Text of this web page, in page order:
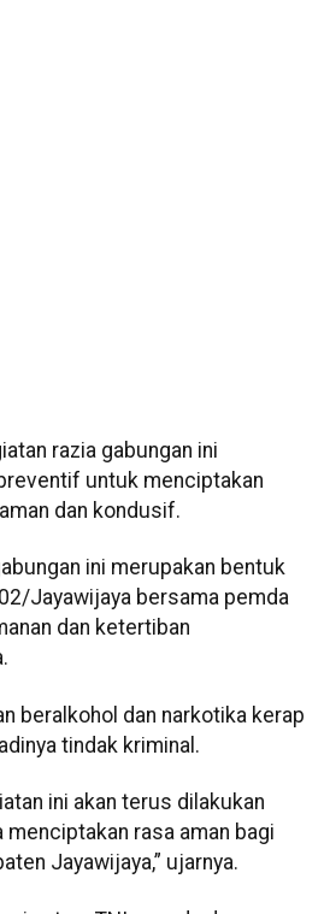
razia gabungan ini
untuk menciptakan
dan kondusif.
ini merupakan bentuk
Jayawijaya bersama pemda
dan ketertiban
beralkohol dan narkotika kerap
tindak kriminal.
ini akan terus dilakukan
rasa aman bagi
Jayawijaya,” ujarnya.